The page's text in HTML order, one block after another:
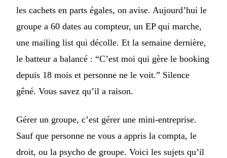
les cachets en parts égales, on avise. Aujourd’hui le
groupe a 60 dates au compteur, un EP qui marche,
une mailing list qui décolle. Et la semaine dernière,
le batteur a balancé : “C’est moi qui gère le booking
depuis 18 mois et personne ne le voit.” Silence
gêné. Vous savez qu’il a raison.
Gérer un groupe, c’est gérer une mini-entreprise.
Sauf que personne ne vous a appris la compta, le
droit, ou la psycho de groupe. Voici les sujets qu’il